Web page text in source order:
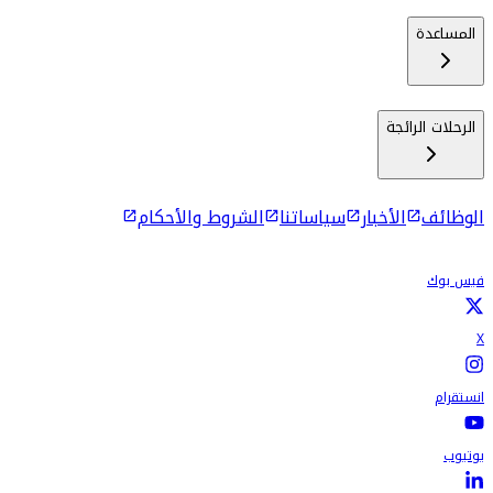
المساعدة
الرحلات الرائجة
الوظائف الأخبار سياساتنا الشروط والأحكام
فيس بوك
X
انستقرام
يوتيوب